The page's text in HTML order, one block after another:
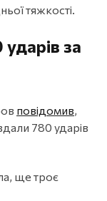
тяжкості.
за
повідомив,
780 ударів
ще троє